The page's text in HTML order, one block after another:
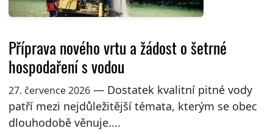
Příprava nového vrtu a žádost o šetrné
hospodaření s vodou
27. července 2026— Dostatek kvalitní pitné vody
patří mezi nejdůležitější témata, kterým se obec
dlouhodobě věnuje....